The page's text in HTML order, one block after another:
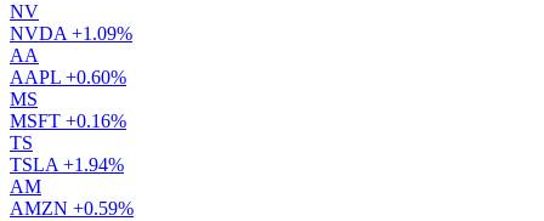
NV
NVDA +1.09%
AA
AAPL +0.60%
MS
MSFT +0.16%
TS
TSLA +1.94%
AM
AMZN +0.59%